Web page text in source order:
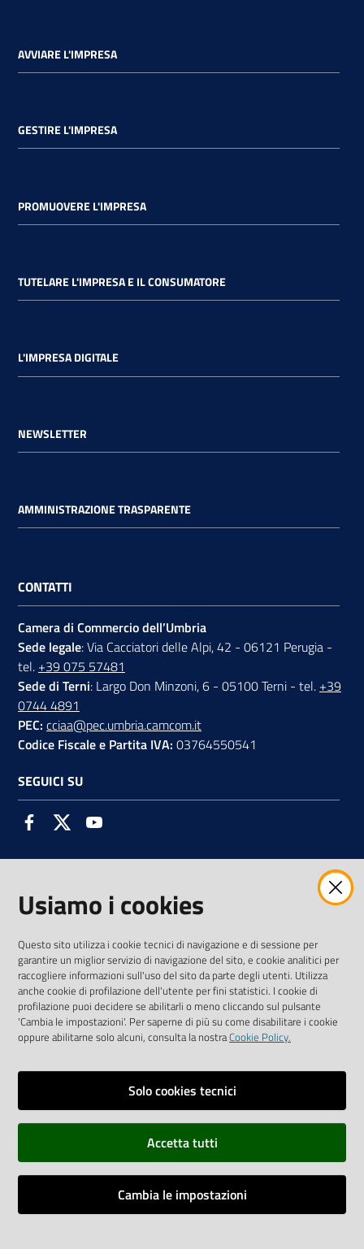
AVVIARE L'IMPRESA
GESTIRE L'IMPRESA
PROMUOVERE L'IMPRESA
TUTELARE L'IMPRESA E IL CONSUMATORE
L'IMPRESA DIGITALE
NEWSLETTER
AMMINISTRAZIONE TRASPARENTE
CONTATTI
Camera di Commercio dell’Umbria
Sede legale: Via Cacciatori delle Alpi, 42 - 06121 Perugia -
tel. +39 075 57481
Sede di Terni: Largo Don Minzoni, 6 - 05100 Terni - tel. +39
0744 4891
PEC: cciaa@pec.umbria.camcom.it
Codice Fiscale e Partita IVA: 03764550541
SEGUICI SU
FacebookTwitter
AMMINISTRAZIONE TRASPARENTE INTERCAM S.C.A.R.L.
Vai alla pagina
Media Policy
Mappa del sito
Dichiarazione di accessibilità
Monitoraggio accessi al sito
Usiamo i cookies
Questo sito utilizza i cookie tecnici di navigazione e di sessione per
garantire un miglior servizio di navigazione del sito, e cookie analitici per
raccogliere informazioni sull'uso del sito da parte degli utenti. Utilizza
anche cookie di profilazione dell'utente per fini statistici. I cookie di
profilazione puoi decidere se abilitarli o meno cliccando sul pulsante
'Cambia le impostazioni'. Per saperne di più su come disabilitare i cookie
oppure abilitarne solo alcuni, consulta la nostraCookie Policy.
Solo cookies tecnici
Accetta tutti
Cambia le impostazioni